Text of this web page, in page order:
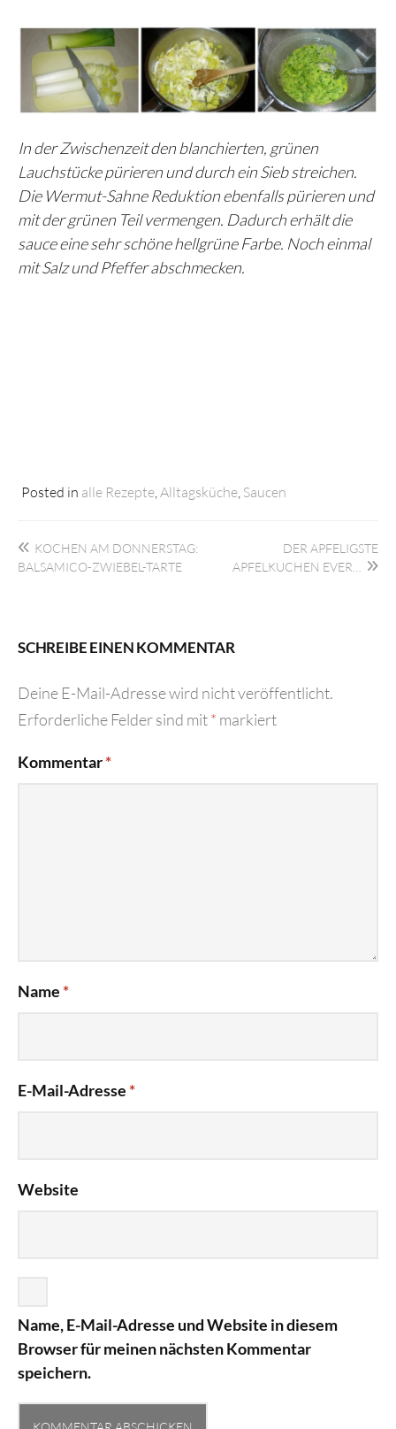
In der Zwischenzeit den blanchierten, grünen
Lauchstücke pürieren und durch ein Sieb streichen.
Die Wermut-Sahne Reduktion ebenfalls pürieren und
mit der grünen Teil vermengen. Dadurch erhält die
sauce eine sehr schöne hellgrüne Farbe. Noch einmal
mit Salz und Pfeffer abschmecken.
Posted in alle Rezepte Alltagsküche Saucen
Beitragsnavigation
KOCHEN AM DONNERSTAG:
BALSAMICO-ZWIEBEL-TARTE
DER APFELIGSTE
APFELKUCHEN EVER…
SCHREIBE EINEN KOMMENTAR
Deine E-Mail-Adresse wird nicht veröffentlicht.
Erforderliche Felder sind mit* markiert
Kommentar*
Name *
E-Mail-Adresse *
Website
Name, E-Mail-Adresse und Website in diesem
Browser für meinen nächsten Kommentar
speichern.